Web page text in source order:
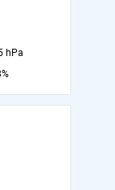
hPa